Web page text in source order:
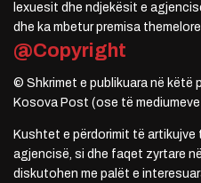
lexuesit dhe ndjekësit e
dhe ka mbetur premisa
@Copyright
© Shkrimet e publikuara në këtë
Kosova Post (ose të
Kushtet e përdorimit të artikujve
agjencisë, si dhe faqet zyrtare
diskutohen me palët e